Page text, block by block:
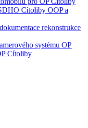
Cítoliby OOP a
rekonstrukce
systému OP
Cítoliby